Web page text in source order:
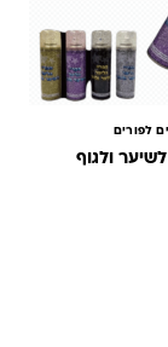
לפורים
ולגוף